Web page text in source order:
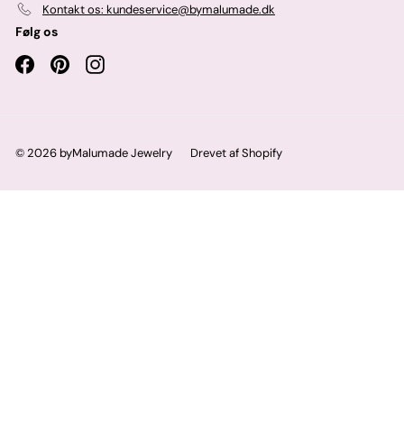
Kontakt os: kundeservice@bymalumade.dk
Følg os
FacebookPinterestInstagram
© 2026 byMalumade Jewelry Drevet af Shopify